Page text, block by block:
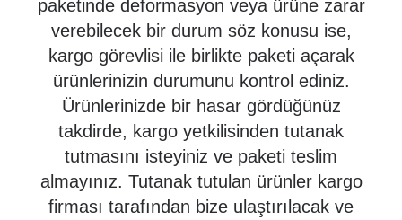
paketinde deformasyon veya ürüne zarar
verebilecek bir durum söz konusu ise,
kargo görevlisi ile birlikte paketi açarak
ürünlerinizin durumunu kontrol ediniz.
Ürünlerinizde bir hasar gördüğünüz
takdirde, kargo yetkilisinden tutanak
tutmasını isteyiniz ve paketi teslim
almayınız. Tutanak tutulan ürünler kargo
firması tarafından bize ulaştırılacak ve